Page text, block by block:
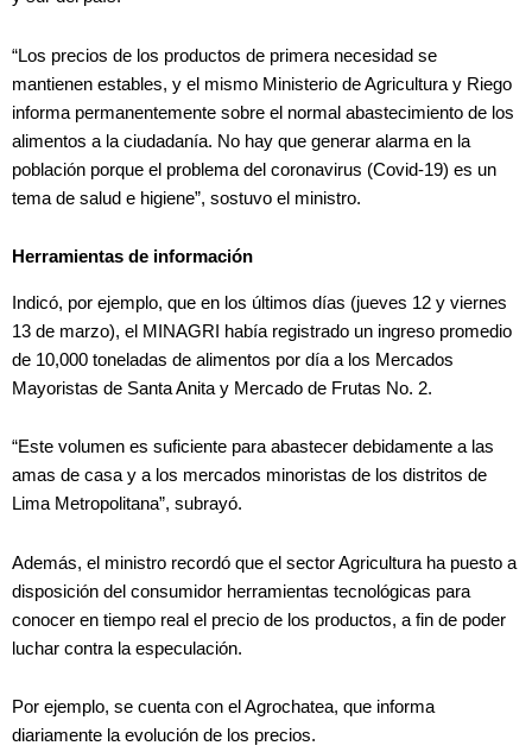
“Los precios de los productos de primera necesidad se
mantienen estables, y el mismo Ministerio de Agricultura y Riego
informa permanentemente sobre el normal abastecimiento de los
alimentos a la ciudadanía. No hay que generar alarma en la
población porque el problema del coronavirus (Covid-19) es un
tema de salud e higiene”, sostuvo el ministro.
Herramientas de información
Indicó, por ejemplo, que en los últimos días (jueves 12 y viernes
13 de marzo), el MINAGRI había registrado un ingreso promedio
de 10,000 toneladas de alimentos por día a los Mercados
Mayoristas de Santa Anita y Mercado de Frutas No. 2.
“Este volumen es suficiente para abastecer debidamente a las
amas de casa y a los mercados minoristas de los distritos de
Lima Metropolitana”, subrayó.
Además, el ministro recordó que el sector Agricultura ha puesto a
disposición del consumidor herramientas tecnológicas para
conocer en tiempo real el precio de los productos, a fin de poder
luchar contra la especulación.
Por ejemplo, se cuenta con el Agrochatea, que informa
diariamente la evolución de los precios.